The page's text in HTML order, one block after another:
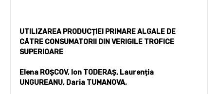
UTILIZAREA PRODUCȚIEI PRIMARE ALGALE DE
CĂTRE CONSUMATORII DIN VERIGILE TROFICE
SUPERIOARE
Elena ROȘCOV, Ion TODERAȘ, Laurenția
UNGUREANU, Daria TUMANOVA,